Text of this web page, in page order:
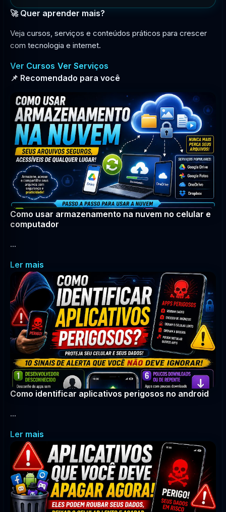
🚀 Quer aprender mais?
Veja cursos, serviços e conteúdos práticos para crescer
com tecnologia e internet.
Ver Cursos Ver Serviços
📌 Recomendado para você
Como usar armazenamento na nuvem no celular e
computador
...
Ler mais
Como identificar aplicativos perigosos no android
...
Ler mais